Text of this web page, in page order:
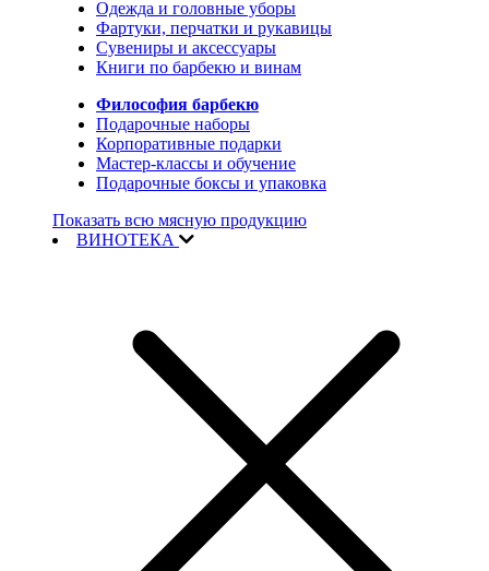
Одежда и головные уборы
Фартуки, перчатки и рукавицы
Сувениры и аксессуары
Книги по барбекю и винам
Философия барбекю
Подарочные наборы
Корпоративные подарки
Мастер-классы и обучение
Подарочные боксы и упаковка
Показать всю мясную продукцию
ВИНОТЕКА